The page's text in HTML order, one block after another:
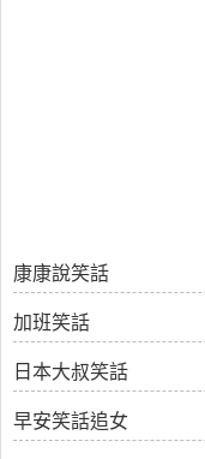
康康說笑話
加班笑話
日本大叔笑話
早安笑話追女